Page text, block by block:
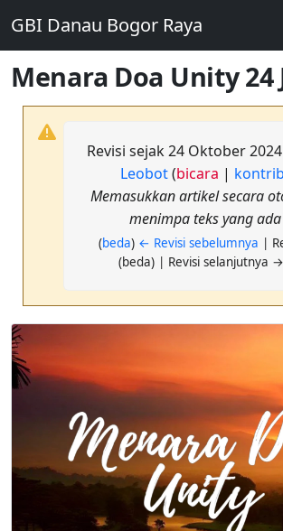
GBI Danau Bogor Raya
Menara Doa Unity 24
Revisi sejak 24 Oktober
Leobot(bicara | kontrib
Memasukkan artikel secara
menimpa teks yang
(beda) ← Revisi sebelumnya |
(beda) | Revisi selanjutnya